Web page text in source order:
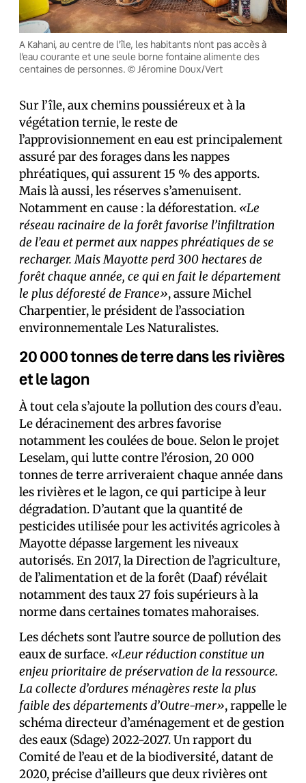
A Kahani, au centre de l’île, les habitants n’ont pas accès à
l’eau courante et une seule borne fontaine alimente des
centaines de personnes. © Jéromine Doux/Vert
Sur l’île, aux chemins poussiéreux et à la
végétation ternie, le reste de
l’approvisionnement en eau est principalement
assuré par des forages dans les nappes
phréatiques, qui assurent 15 % des apports.
Mais là aussi, les réserves s’amenuisent.
Notamment en cause : la déforestation. «Le
réseau racinaire de la forêt favorise l’infiltration
de l’eau et permet aux nappes phréatiques de se
recharger. Mais Mayotte perd 300 hectares de
forêt chaque année, ce qui en fait le département
le plus déforesté de France», assure Michel
Charpentier, le président de l’association
environnementale Les Naturalistes.
20 000 tonnes de terre dans les rivières
et le lagon
À tout cela s’ajoute la pollution des cours d’eau.
Le déracinement des arbres favorise
notamment les coulées de boue. Selon le projet
Leselam, qui lutte contre l’érosion, 20 000
tonnes de terre arriveraient chaque année dans
les rivières et le lagon, ce qui participe à leur
dégradation. D’autant que la quantité de
pesticides utilisée pour les activités agricoles à
Mayotte dépasse largement les niveaux
autorisés. En 2017, la Direction de l’agriculture,
de l’alimentation et de la forêt (Daaf) révélait
notamment des taux 27 fois supérieurs à la
norme dans certaines tomates mahoraises.
Les déchets sont l’autre source de pollution des
eaux de surface. «Leur réduction constitue un
enjeu prioritaire de préservation de la ressource.
La collecte d’ordures ménagères reste la plus
faible des départements d’Outre-mer», rappelle le
schéma directeur d’aménagement et de gestion
des eaux (Sdage) 2022-2027. Un rapport du
Comité de l’eau et de la biodiversité, datant de
2020, précise d’ailleurs que deux rivières ont